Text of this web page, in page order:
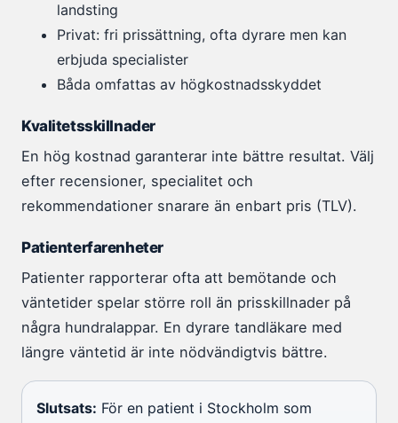
landsting
Privat: fri prissättning, ofta dyrare men kan
erbjuda specialister
Båda omfattas av högkostnadsskyddet
Kvalitetsskillnader
En hög kostnad garanterar inte bättre resultat. Välj
efter recensioner, specialitet och
rekommendationer snarare än enbart pris (TLV).
Patienterfarenheter
Patienter rapporterar ofta att bemötande och
väntetider spelar större roll än prisskillnader på
några hundralappar. En dyrare tandläkare med
längre väntetid är inte nödvändigtvis bättre.
Slutsats: För en patient i Stockholm som